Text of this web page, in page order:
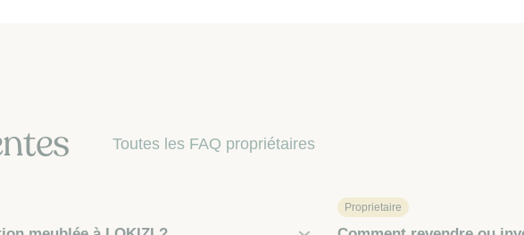
Toutes les FAQ propriétaires
Proprietaire